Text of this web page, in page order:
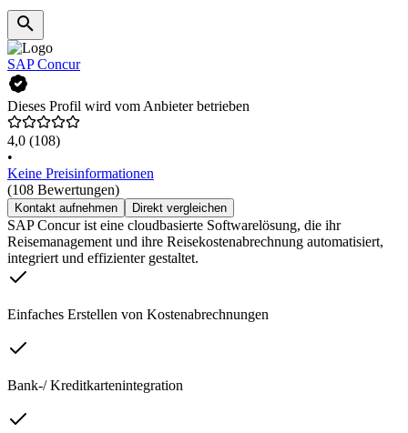
SAP Concur
Dieses Profil wird vom Anbieter betrieben
4,0 (108)
•
Keine Preisinformationen
(108 Bewertungen)
Kontakt aufnehmen Direkt vergleichen
SAP Concur ist eine cloudbasierte Softwarelösung, die ihr
Reisemanagement und ihre Reisekostenabrechnung automatisiert,
integriert und effizienter gestaltet.
Einfaches Erstellen von Kostenabrechnungen
Bank-/ Kreditkartenintegration